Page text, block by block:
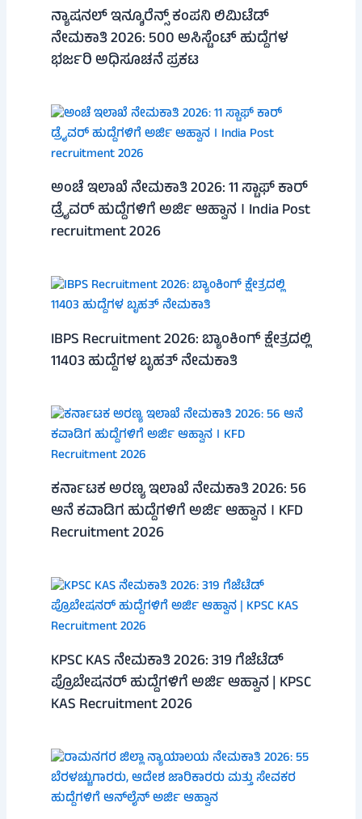
ನ್ಯಾಷನಲ್ ಇನ್ಶೂರೆನ್ಸ್ ಕಂಪನಿ ಲಿಮಿಟೆಡ್
ನೇಮಕಾತಿ 2026: 500 ಅಸಿಸ್ಟೆಂಟ್ ಹುದ್ದೆಗಳ
ಭರ್ಜರಿ ಅಧಿಸೂಚನೆ ಪ್ರಕಟ
ಅಂಚೆ ಇಲಾಖೆ ನೇಮಕಾತಿ 2026: 11 ಸ್ಟಾಫ್ ಕಾರ್
ಡ್ರೈವರ್ ಹುದ್ದೆಗಳಿಗೆ ಅರ್ಜಿ ಆಹ್ವಾನ । India Post
recruitment 2026
IBPS Recruitment 2026: ಬ್ಯಾಂಕಿಂಗ್ ಕ್ಷೇತ್ರದಲ್ಲಿ
11403 ಹುದ್ದೆಗಳ ಬೃಹತ್ ನೇಮಕಾತಿ
ಕರ್ನಾಟಕ ಅರಣ್ಯ ಇಲಾಖೆ ನೇಮಕಾತಿ 2026: 56
ಆನೆ ಕವಾಡಿಗ ಹುದ್ದೆಗಳಿಗೆ ಅರ್ಜಿ ಆಹ್ವಾನ । KFD
Recruitment 2026
KPSC KAS ನೇಮಕಾತಿ 2026: 319 ಗೆಜೆಟೆಡ್
ಪ್ರೊಬೇಷನರ್ ಹುದ್ದೆಗಳಿಗೆ ಅರ್ಜಿ ಆಹ್ವಾನ | KPSC
KAS Recruitment 2026